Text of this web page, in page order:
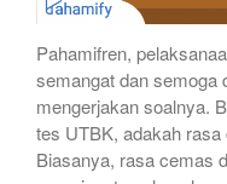
Pahamifren,
semangat dan semoga
mengerjakan soalnya.
tes UTBK, adakah
Biasanya, rasa cemas